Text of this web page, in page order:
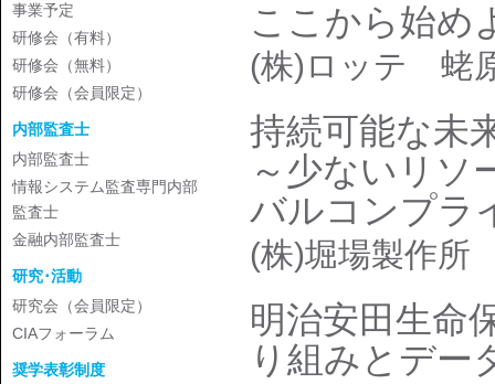
事業予定
研修会（有料）
研修会（無料）
研修会（会員限定）
内部監査士
内部監査士
情報システム監査専門内部
監査士
金融内部監査士
研究･活動
研究会（会員限定）
CIAフォーラム
奨学表彰制度
ここから始
(株)ロッテ 蛯
持続可能な未
～少ないリソ
バルコンプラ
(株)堀場製作
明治安田生命
り組みとデー